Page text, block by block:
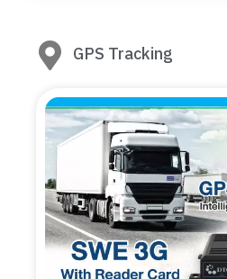
GPS Tracking